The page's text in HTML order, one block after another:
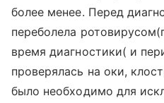
более менее. Перед
переболела
время диагностики( и
проверялась на оки,
было необходимо для